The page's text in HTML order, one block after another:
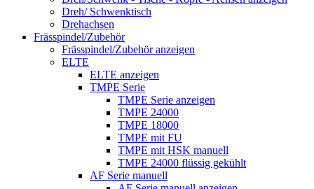
Dreh/ Schwenktisch
Drehachsen
Frässpindel/Zubehör
Frässpindel/Zubehör anzeigen
ELTE
ELTE anzeigen
TMPE Serie
TMPE Serie anzeigen
TMPE 24000
TMPE 18000
TMPE mit FU
TMPE mit HSK manuell
TMPE 24000 flüssig gekühlt
AF Serie manuell